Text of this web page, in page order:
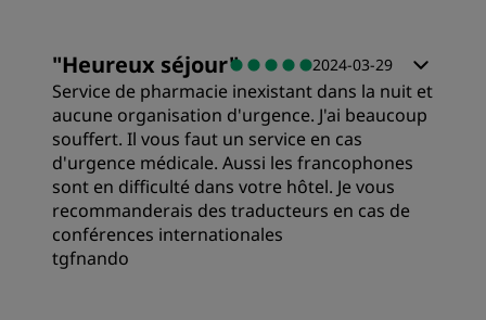
Service
Qualité/prix
Literie
Propreté
"Heureux séjour" 2024-03-29
Service de pharmacie inexistant dans la nuit et
aucune organisation d'urgence. J'ai beaucoup
souffert. Il vous faut un service en cas
d'urgence médicale. Aussi les francophones
sont en difficulté dans votre hôtel. Je vous
recommanderais des traducteurs en cas de
conférences internationales
tgfnando